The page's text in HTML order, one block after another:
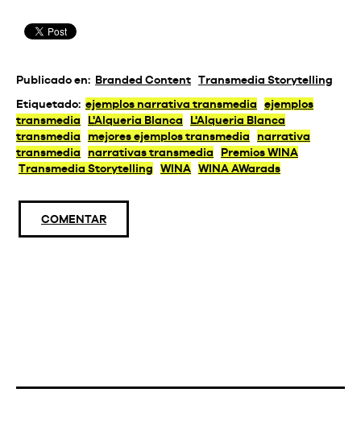
Publicado en: Branded Content Transmedia Storytelling
Etiquetado: ejemplos narrativa transmedia
ejemplos
transmedia
L'Alqueria Blanca
L'Alqueria Blanca
transmedia
mejores ejemplos transmedia
narrativa
transmedia
narrativas transmedia
Premios WINA
Transmedia Storytelling
WINA WINA AWarads
COMENTAR